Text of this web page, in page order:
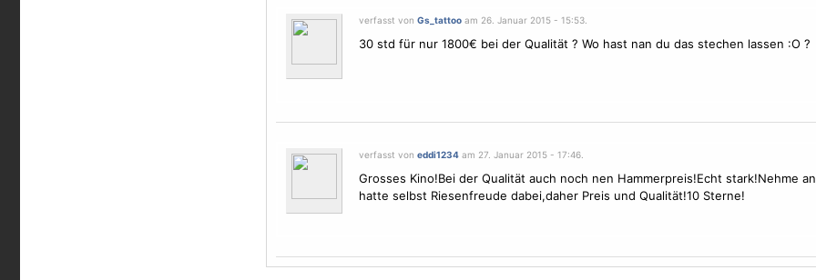
verfasst von Gs_tattooam 26. Januar 2015 - 15:53.
30 std für nur 1800€ bei der Qualität ? Wo hast nan du das stechen lassen :O ?
verfasst von eddi1234am 27. Januar 2015 - 17:46.
Grosses Kino!Bei der Qualität auch noch nen Hammerpreis!Echt stark!Nehme
hatte selbst Riesenfreude dabei,daher Preis und Qualität!10 Sterne!